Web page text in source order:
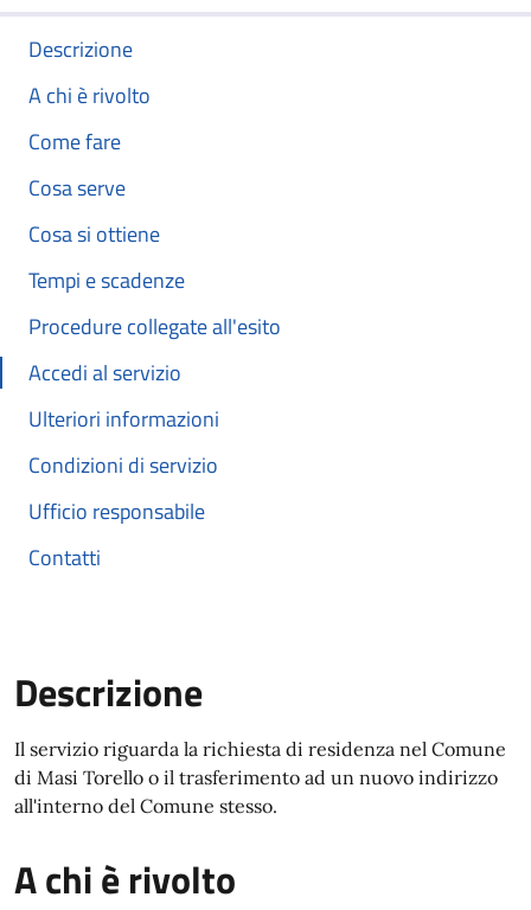
Descrizione
A chi è rivolto
Come fare
Cosa serve
Cosa si ottiene
Tempi e scadenze
Procedure collegate all'esito
Accedi al servizio
Ulteriori informazioni
Condizioni di servizio
Ufficio responsabile
Contatti
Descrizione
Il servizio riguarda la richiesta di residenza nel Comune
di Masi Torello o il trasferimento ad un nuovo indirizzo
all'interno del Comune stesso.
A chi è rivolto